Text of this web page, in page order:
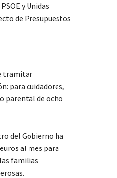
y Unidas
de Presupuestos
tramitar
para cuidadores,
parental de ocho
del Gobierno ha
al mes para
familias